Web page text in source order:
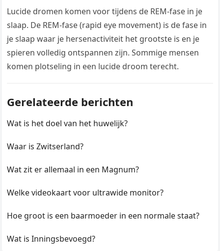
Lucide dromen komen voor tijdens de REM-fase in je
slaap. De REM-fase (rapid eye movement) is de fase in
je slaap waar je hersenactiviteit het grootste is en je
spieren volledig ontspannen zijn. Sommige mensen
komen plotseling in een lucide droom terecht.
Gerelateerde berichten
Wat is het doel van het huwelijk?
Waar is Zwitserland?
Wat zit er allemaal in een Magnum?
Welke videokaart voor ultrawide monitor?
Hoe groot is een baarmoeder in een normale staat?
Wat is Inningsbevoegd?